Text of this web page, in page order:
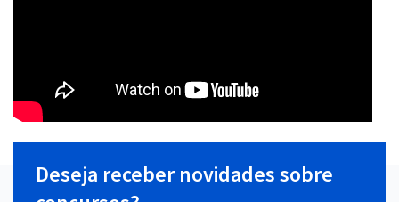
Deseja receber novidades sobre